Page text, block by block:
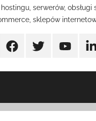
serwerów,
sklepów
FacebookTwitter Youtube